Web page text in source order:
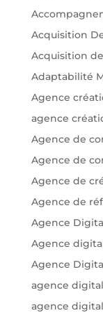
Acquisition
Acquisition
Adaptabilité
Agence
agence
Agence de
Agence de
Agence de
Agence de
Agence
Agence
Agence
agence
agence